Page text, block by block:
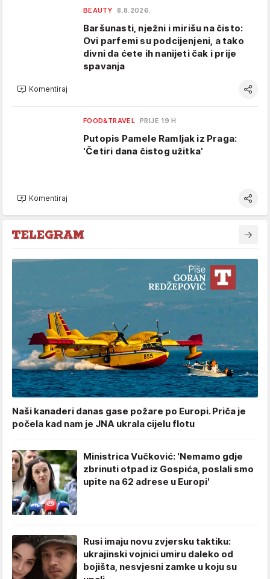
BEAUTY 8.8.2026.
Baršunasti, nježni i mirišu na čisto:
Ovi parfemi su podcijenjeni, a tako
divni da ćete ih nanijeti čak i prije
spavanja
Komentiraj
FOOD&TRAVEL PRIJE 19 H
Putopis Pamele Ramljak iz Praga:
'Četiri dana čistog užitka'
Komentiraj
Naši kanaderi danas gase požare po Europi. Priča je
počela kad nam je JNA ukrala cijelu flotu
Ministrica Vučković: 'Nemamo gdje
zbrinuti otpad iz Gospića, poslali smo
upite na 62 adrese u Europi'
Rusi imaju novu zvjersku taktiku:
ukrajinski vojnici umiru daleko od
bojišta, nesvjesni zamke u koju su